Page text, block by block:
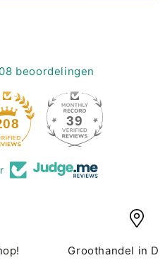
beoordelingen
39
Groothandel in